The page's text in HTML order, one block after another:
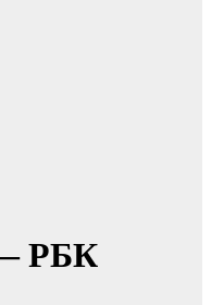
— РБК